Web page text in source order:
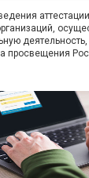
просвещения